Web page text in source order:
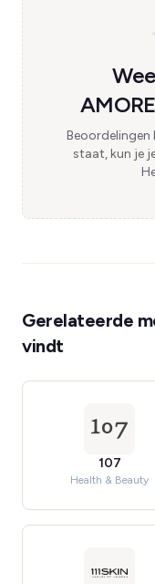
staat, kun je
Gerelateerde
vindt
107
Health & Beauty